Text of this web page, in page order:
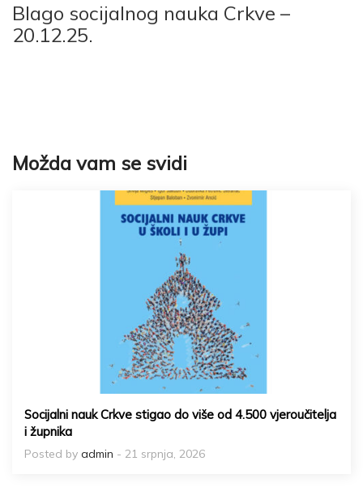
Blago socijalnog nauka Crkve –
20.12.25.
Možda vam se svidi
Socijalni nauk Crkve stigao do više od 4.500 vjeroučitelja
i župnika
Posted by admin - 21 srpnja, 2026